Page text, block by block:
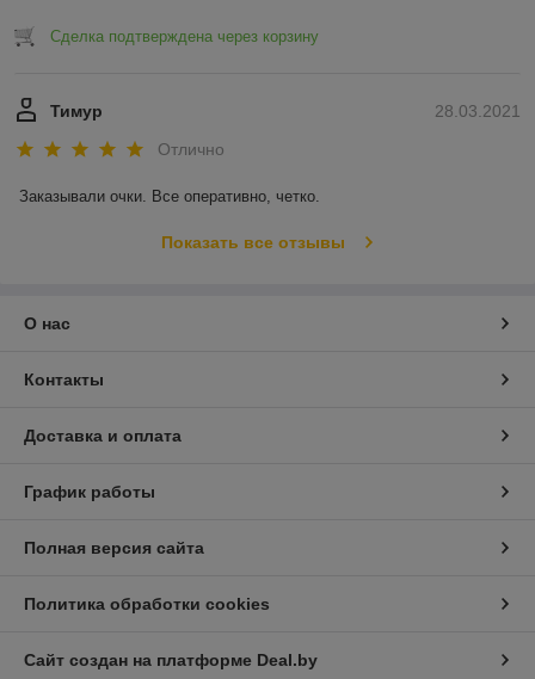
Сделка подтверждена через корзину
28.03.2021
Тимур
Отлично
Заказывали очки. Все оперативно, четко.
Показать все отзывы
О нас
Контакты
Доставка и оплата
График работы
Полная версия сайта
Политика обработки cookies
Сайт создан на платформе Deal.by